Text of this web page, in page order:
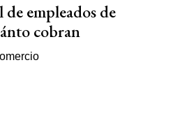
de empleados de
cobran